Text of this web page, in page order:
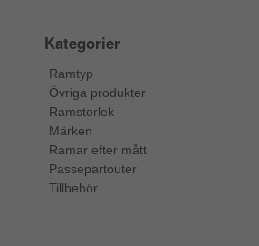
Kategorier
Ramtyp
Övriga produkter
Ramstorlek
Märken
Ramar efter mått
Passepartouter
Tillbehör